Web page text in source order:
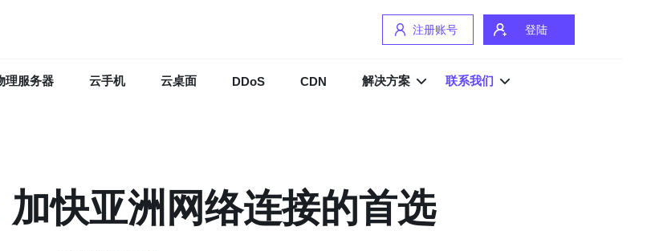
注册账号 登陆
理服务器 云手机 云桌面 DDoS CDN 解决方案 联系我们
快亚洲网络连接的首选